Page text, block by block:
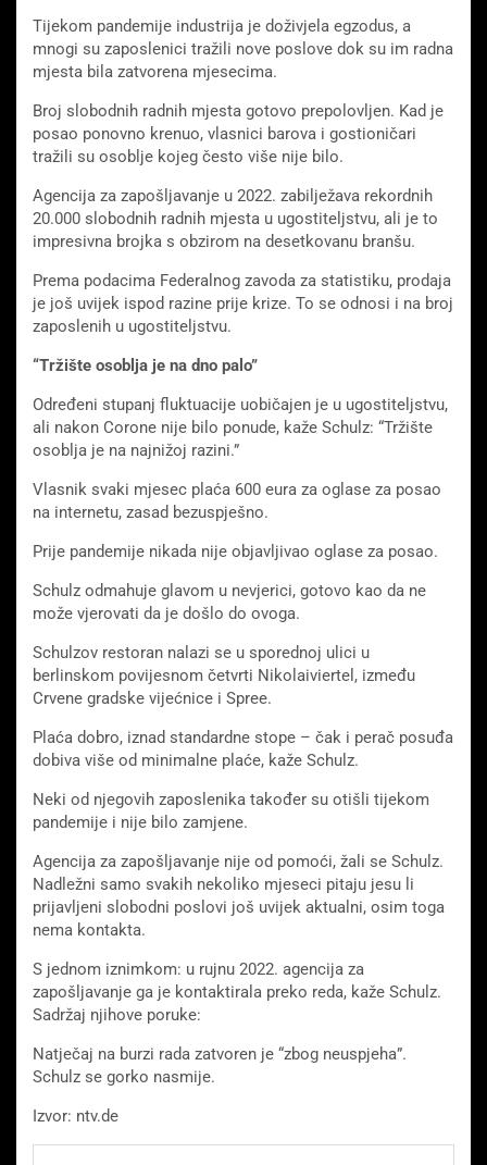
Tijekom pandemije industrija je doživjela egzodus, a
mnogi su zaposlenici tražili nove poslove dok su im radna
mjesta bila zatvorena mjesecima.
Broj slobodnih radnih mjesta gotovo prepolovljen. Kad je
posao ponovno krenuo, vlasnici barova i gostioničari
tražili su osoblje kojeg često više nije bilo.
Agencija za zapošljavanje u 2022. zabilježava rekordnih
20.000 slobodnih radnih mjesta u ugostiteljstvu, ali je to
impresivna brojka s obzirom na desetkovanu branšu.
Prema podacima Federalnog zavoda za statistiku, prodaja
je još uvijek ispod razine prije krize. To se odnosi i na broj
zaposlenih u ugostiteljstvu.
“Tržište osoblja je na dno palo”
Određeni stupanj fluktuacije uobičajen je u ugostiteljstvu,
ali nakon Corone nije bilo ponude, kaže Schulz: “Tržište
osoblja je na najnižoj razini.”
Vlasnik svaki mjesec plaća 600 eura za oglase za posao
na internetu, zasad bezuspješno.
Prije pandemije nikada nije objavljivao oglase za posao.
Schulz odmahuje glavom u nevjerici, gotovo kao da ne
može vjerovati da je došlo do ovoga.
Schulzov restoran nalazi se u sporednoj ulici u
berlinskom povijesnom četvrti Nikolaiviertel, između
Crvene gradske vijećnice i Spree.
Plaća dobro, iznad standardne stope – čak i perač posuđa
dobiva više od minimalne plaće, kaže Schulz.
Neki od njegovih zaposlenika također su otišli tijekom
pandemije i nije bilo zamjene.
Agencija za zapošljavanje nije od pomoći, žali se Schulz.
Nadležni samo svakih nekoliko mjeseci pitaju jesu li
prijavljeni slobodni poslovi još uvijek aktualni, osim toga
nema kontakta.
S jednom iznimkom: u rujnu 2022. agencija za
zapošljavanje ga je kontaktirala preko reda, kaže Schulz.
Sadržaj njihove poruke:
Natječaj na burzi rada zatvoren je “zbog neuspjeha”.
Schulz se gorko nasmije.
Izvor: ntv.de